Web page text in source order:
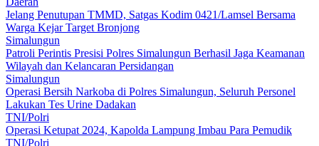
Jelang Penutupan TMMD, Satgas Kodim 0421/Lamsel Bersama
Warga Kejar Target Bronjong
Simalungun
Patroli Perintis Presisi Polres Simalungun Berhasil Jaga Keamanan
Wilayah dan Kelancaran Persidangan
Simalungun
Operasi Bersih Narkoba di Polres Simalungun, Seluruh Personel
Lakukan Tes Urine Dadakan
TNI/Polri
Operasi Ketupat 2024, Kapolda Lampung Imbau Para Pemudik
TNI/Polri